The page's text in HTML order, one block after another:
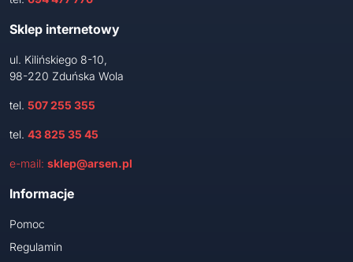
Sklep internetowy
ul. Kilińskiego 8-10,
98-220 Zduńska Wola
tel. 507 255 355
tel. 43 825 35 45
e-mail: sklep@arsen.pl
Informacje
Pomoc
Regulamin